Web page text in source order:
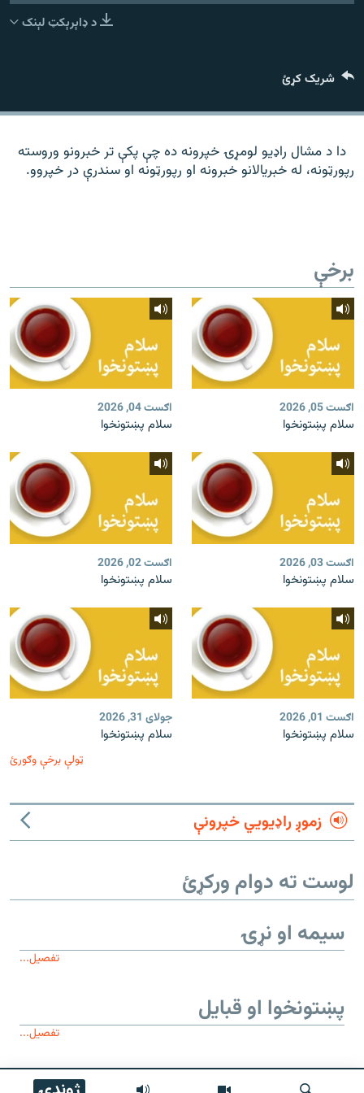
د ازادې اروپا راډیو ټولې ووبپاڼې
د ډاېرېکټ لېنک
شریک کړئ
دا د مشال راډیو لومړۍ خپرونه ده چې پکې تر خبرونو وروسته
رپورټونه، له خبریالانو خبرونه او رپورټونه او سندرې در خپروو.
برخې
اګست 05, 2026
سلام پښتونخوا
اګست 04, 2026
سلام پښتونخوا
اګست 03, 2026
سلام پښتونخوا
اګست 02, 2026
سلام پښتونخوا
اګست 01, 2026
سلام پښتونخوا
جولای 31, 2026
سلام پښتونخوا
ټولې برخې وګورئ
زموږ راډیويي خپرونې
لوست ته دوام ورکړئ
سیمه او نړۍ
تفصیل...
پښتونخوا او قبایل
تفصیل...
موږ وڅارئ